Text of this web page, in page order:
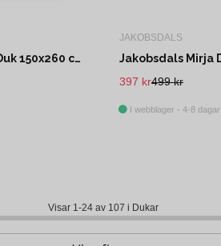
Jakobsdals Mirja Duk 150x260 cm Grön
JAKOBSDALS
499 kr
397 kr
I webblager - 4-8 dagar
Visar 1-24 av 107 i Dukar